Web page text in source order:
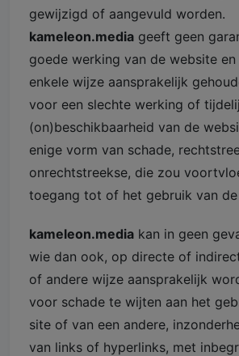
gewijzigd of aangevuld worden.
kameleon.media geeft geen
goede werking van de website
enkele wijze aansprakelijk
voor een slechte werking of
(on)beschikbaarheid van de
enige vorm van schade,
onrechtstreekse, die zou
toegang tot of het gebruik van
kameleon.media kan in geen
wie dan ook, op directe of
of andere wijze aansprakelijk
voor schade te wijten aan het
site of van een andere,
van links of hyperlinks, met